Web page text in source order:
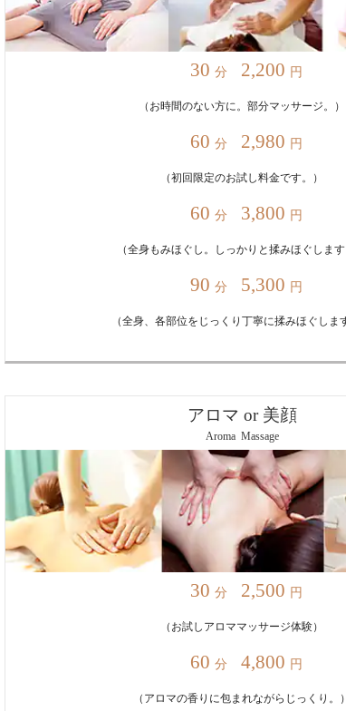
30分 2,200 円
（お時間のない方に。部分マッサージ。）
60分 2,980 円
（初回限定のお試し料金です。）
60分 3,800 円
（全身もみほぐし。しっかりと揉みほぐします
90分 5,300 円
（全身、各部位をじっくり丁寧に揉みほぐしま
アロマ or 美顔
Aroma Massage
30分 2,500 円
（お試しアロママッサージ体験）
60分 4,800 円
（アロマの香りに包まれながらじっくり。）